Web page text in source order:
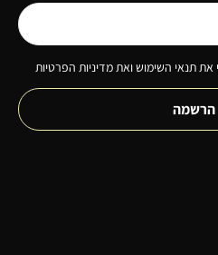
תנאי השימוש ואת מדיניות הפרטיות
הרשמה